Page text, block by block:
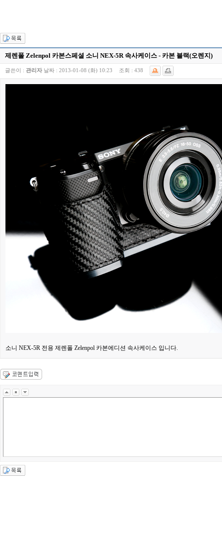
제렌폴 Zelenpol 카본스페셜 소니 NEX-5R 속사케이스 - 카본 블랙(오렌지)
글쓴이 : 관리자 날짜 : 2013-01-08 (화) 10:23 조회 : 438
소니 NEX-5R 전용 제렌폴 Zelenpol 카본에디션 속사케이스 입니다.